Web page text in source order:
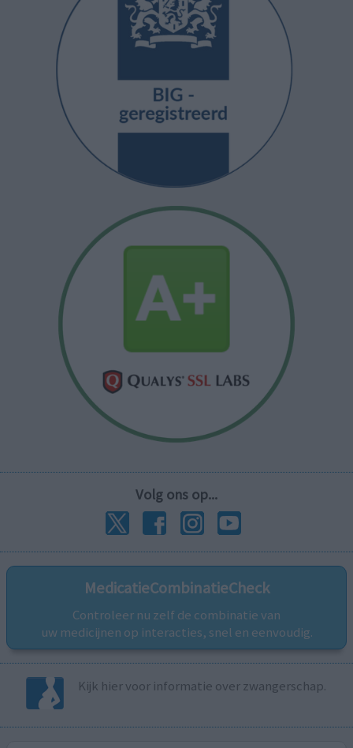
Volg ons op...
MedicatieCombinatieCheck
Controleer nu zelf de combinatie van
uw medicijnen op interacties, snel en eenvoudig.
Kijk hier voor informatie over zwangerschap.